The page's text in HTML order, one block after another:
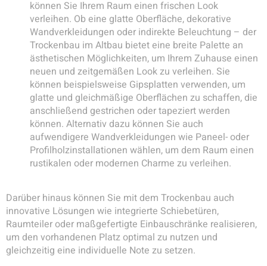
können Sie Ihrem Raum einen frischen Look
verleihen. Ob eine glatte Oberfläche, dekorative
Wandverkleidungen oder indirekte Beleuchtung – der
Trockenbau im Altbau bietet eine breite Palette an
ästhetischen Möglichkeiten, um Ihrem Zuhause einen
neuen und zeitgemäßen Look zu verleihen. Sie
können beispielsweise Gipsplatten verwenden, um
glatte und gleichmäßige Oberflächen zu schaffen, die
anschließend gestrichen oder tapeziert werden
können. Alternativ dazu können Sie auch
aufwendigere Wandverkleidungen wie Paneel- oder
Profilholzinstallationen wählen, um dem Raum einen
rustikalen oder modernen Charme zu verleihen.
Darüber hinaus können Sie mit dem Trockenbau auch
innovative Lösungen wie integrierte Schiebetüren,
Raumteiler oder maßgefertigte Einbauschränke realisieren,
um den vorhandenen Platz optimal zu nutzen und
gleichzeitig eine individuelle Note zu setzen.